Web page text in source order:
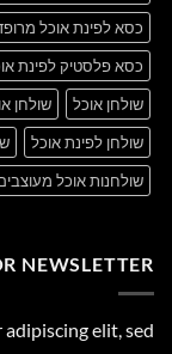
כסא לפינת אוכל
כסא פלסטיק לפינת
שולחן אוכל
שולחן
שולחן לפינת אוכל
שולחנות אוכל
NEWSLETTER
elit, sed